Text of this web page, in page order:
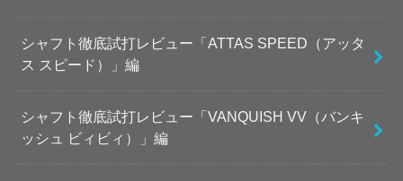
シャフト徹底試打レビュー「ATTAS SPEED（アッタ
ス スピード）」編
シャフト徹底試打レビュー「VANQUISH VV（バンキ
ッシュ ビィビィ）」編